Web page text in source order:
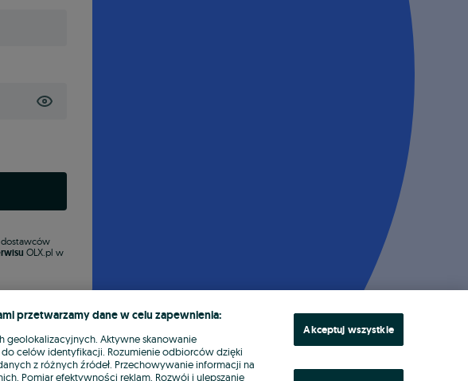
OLX.pl w
przetwarzamy dane w celu zapewnienia:
geolokalizacyjnych. Aktywne skanowanie
do celów identyfikacji. Rozumienie odbiorców dzięki
z różnych źródeł. Przechowywanie informacji na
Pomiar efektywności reklam. Rozwój i ulepszanie
Akceptuj wszystkie